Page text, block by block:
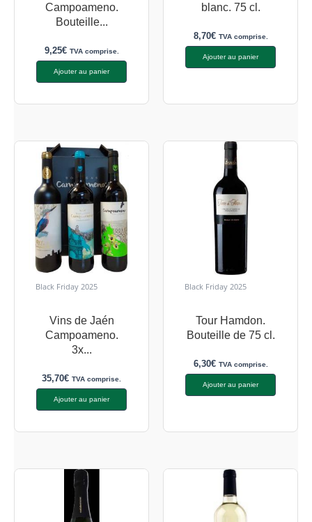
Campoameno.
Bouteille...
9,25€ TVA comprise.
Ajouter au panier
blanc. 75 cl.
8,70€ TVA comprise.
Ajouter au panier
Black Friday 2025
Vins de Jaén
Campoameno.
3x...
35,70€ TVA comprise.
Ajouter au panier
Black Friday 2025
Tour Hamdon.
Bouteille de 75 cl.
6,30€ TVA comprise.
Ajouter au panier